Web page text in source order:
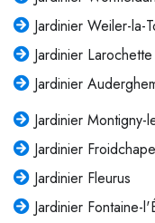
Jardinier Weiler-la-
Jardinier Larochette
Jardinier
Jardinier Montigny-
Jardinier
Jardinier Fleurus
Jardinier Fontaine-